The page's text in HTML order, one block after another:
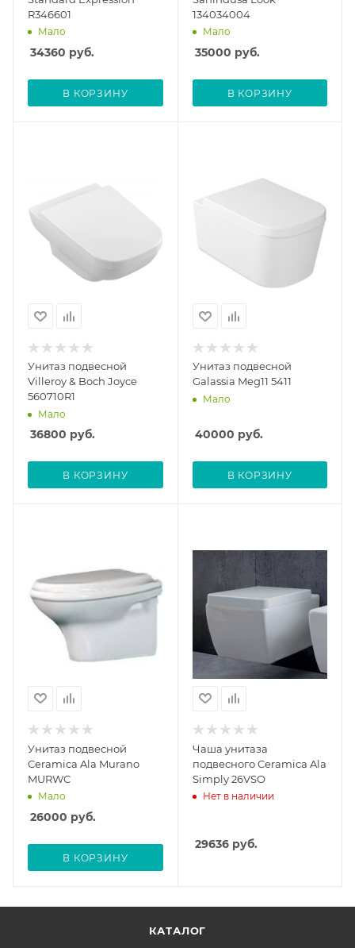
R346601
Мало
34360 руб.
В КОРЗИНУ
134034004
Мало
35000 руб.
В КОРЗИНУ
Унитаз подвесной
Villeroy & Boch Joyce
560710R1
Мало
36800 руб.
В КОРЗИНУ
Унитаз подвесной
Galassia Meg11 5411
Мало
40000 руб.
В КОРЗИНУ
Унитаз подвесной
Ceramica Ala Murano
MURWC
Мало
26000 руб.
В КОРЗИНУ
Чаша унитаза
подвесного Ceramica Ala
Simply 26VSO
Нет в наличии
29636руб.
КАТАЛОГ